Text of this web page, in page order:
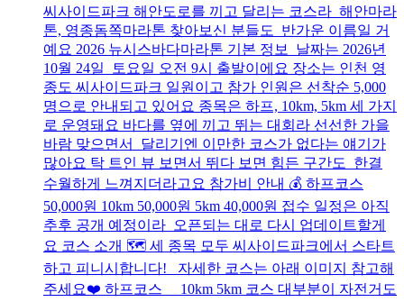
씨사이드파크 해안도로를 끼고 달리는 코스라 해안마라
톤, 영종돔쪽마라톤 찾아보신 분들도 반가운 이름일 거
예요 2026 뉴시스바다마라톤 기본 정보 날짜는 2026년
10월 24일 토요일 오전 9시 출발이에요 장소는 인천 영
종도 씨사이드파크 일원이고 참가 인원은 선착순 5,000
명으로 안내되고 있어요 종목은 하프, 10km, 5km 세 가지
로 운영돼요 바다를 옆에 끼고 뛰는 대회라 선선한 가을
바람 맞으면서 달리기엔 이만한 코스가 없다는 얘기가
많아요 탁 트인 뷰 보면서 뛰다 보면 힘든 구간도 한결
수월하게 느껴지더라고요 참가비 안내 💰 하프코스
50,000원 10km 50,000원 5km 40,000원 접수 일정은 아직
추후 공개 예정이라 오픈되는 대로 다시 업데이트할게
요 코스 소개 🗺️ 세 종목 모두 씨사이드파크에서 스타트
하고 피니시합니다! 자세한 코스는 아래 이미지 참고해
주세요❤️ 하프코스 10km 5km 코스 대부분이 자전거도